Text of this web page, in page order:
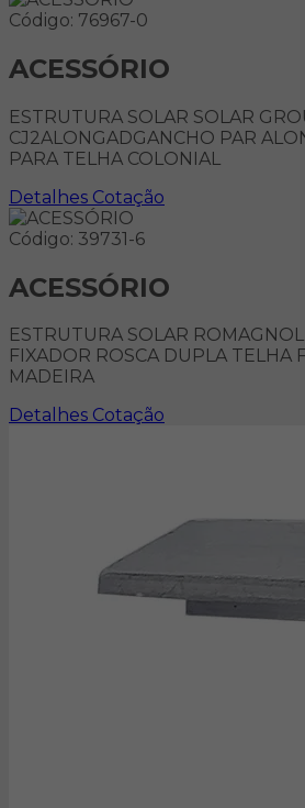
Código: 76967-0
ACESSÓRIO
ESTRUTURA SOLAR SOLAR
CJ2ALONGADGANCHO PAR
PARA TELHA COLONIAL
Detalhes Cotação
Código: 39731-6
ACESSÓRIO
ESTRUTURA SOLAR
FIXADOR ROSCA DUPLA TELHA
MADEIRA
Detalhes Cotação